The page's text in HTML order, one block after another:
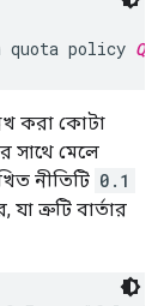
quota policy
করা কোটা
সাথে মেলে
নীতিটি 0.1
যা ত্রুটি বার্তার